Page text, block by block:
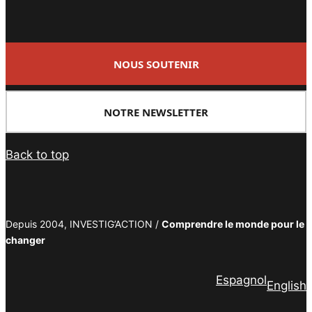
NOUS SOUTENIR
NOTRE NEWSLETTER
Back to top
Depuis 2004, INVESTIG’ACTION / Comprendre le monde pour le
changer
EspagnolEnglish